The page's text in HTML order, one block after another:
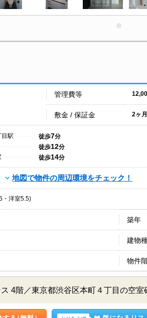
管理費等
敷金 / 保証金 2ヶ
目駅 徒歩7分
徒歩12分
徒歩14分
地図で物件の周辺環境をチェック！
・洋室5.5)
築年
建物
物件
4階／東京都渋谷区本町４丁目の空